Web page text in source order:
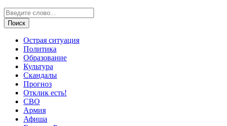
Острая ситуация
Политика
Образование
Культура
Скандалы
Прогноз
Отклик есть!
СВО
Армия
Афиша